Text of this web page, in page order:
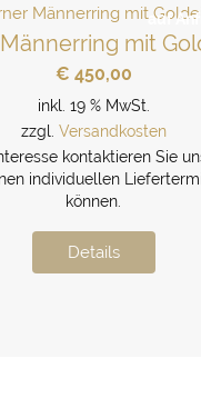
auf
mit
€ 450,00
inkl. 19 % MwSt.
zzgl. Versandkosten
kontaktieren Sie
individuellen
können.
Details